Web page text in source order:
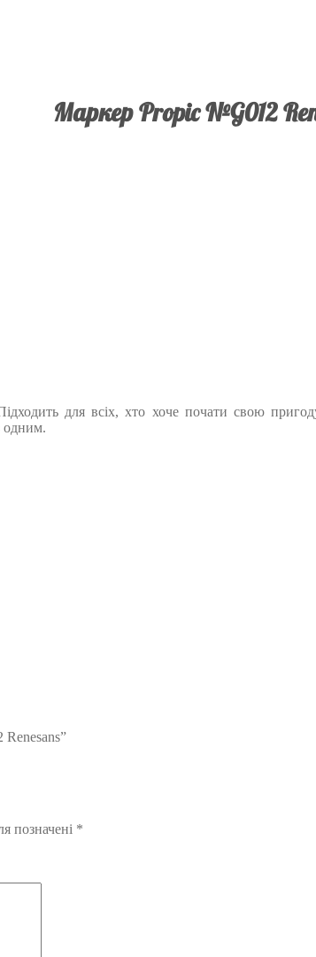
Маркер Propic №G012
для всіх, хто хоче почати свою
одним.
позначені *